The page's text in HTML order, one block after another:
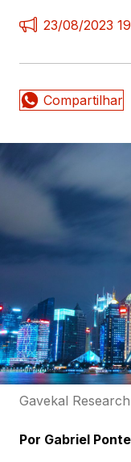
23/08/2023
Gavekal Research
Por Gabriel Ponte